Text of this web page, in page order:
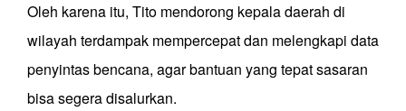
Oleh karena itu, Tito mendorong kepala daerah di
wilayah terdampak mempercepat dan melengkapi data
penyintas bencana, agar bantuan yang tepat sasaran
bisa segera disalurkan.